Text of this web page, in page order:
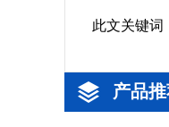
此文关键词
产品